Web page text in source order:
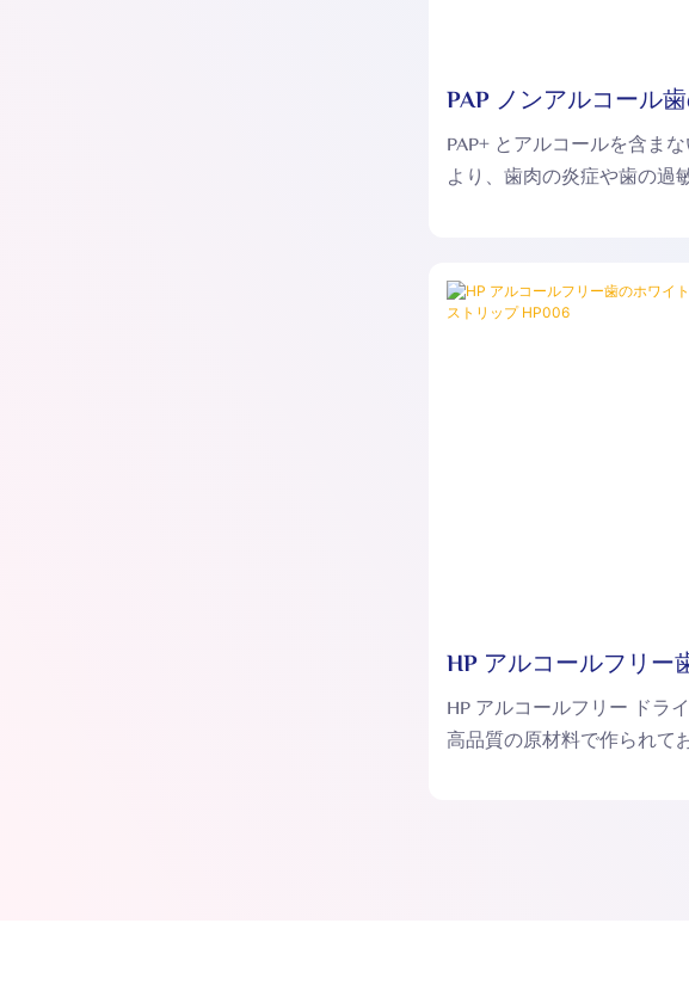
PAP ノンアルコール
イトニング ドライ ス
PAP006
PAP+ とアルコールを含ま
より、歯肉の炎症や歯の過
HP アルコールフリー
イトニング ドライ ス
HP006
HP アルコールフリー ドラ
高品質の原材料で作られて